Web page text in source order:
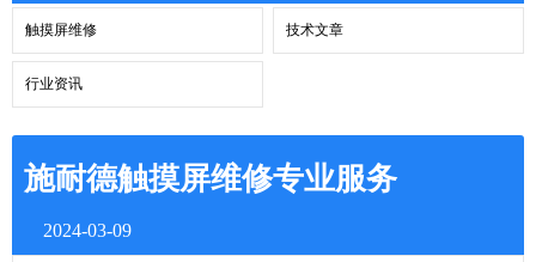
触摸屏维修 技术文章
行业资讯
施耐德触摸屏维修专业服务
2024-03-09